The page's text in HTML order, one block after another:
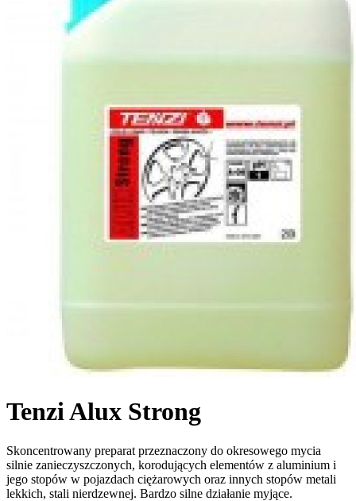
Tenzi Alux Strong
Skoncentrowany preparat przeznaczony do okresowego mycia
silnie zanieczyszczonych, korodujących elementów z aluminium i
jego stopów w pojazdach ciężarowych oraz innych stopów metali
lekkich, stali nierdzewnej. Bardzo silne działanie myjące.